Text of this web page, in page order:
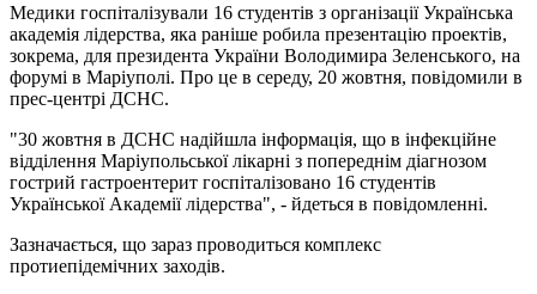
Медики госпіталізували 16 студентів з організації Українська
академія лідерства, яка раніше робила презентацію проектів,
зокрема, для президента України Володимира Зеленського, на
форумі в Маріуполі. Про це в середу, 20 жовтня, повідомили в
прес-центрі ДСНС.
"30 жовтня в ДСНС надійшла інформація, що в інфекційне
відділення Маріупольської лікарні з попереднім діагнозом
гострий гастроентерит госпіталізовано 16 студентів
Української Академії лідерства", - йдеться в повідомленні.
Зазначається, що зараз проводиться комплекс
протиепідемічних заходів.